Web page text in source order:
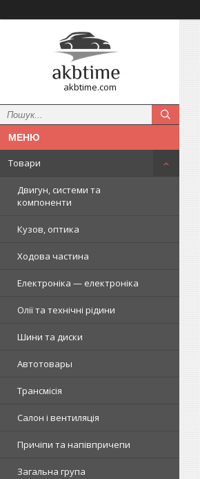
akbtime.com
Товари
Двигун, системи та
компоненти
Кузов, оптика
Ходова частина
Електроніка — електроніка
Олії та технічні рідини
Шини та диски
Автотовары
Трансмісія
Салон і вентиляція
Причіпи та напівпричепи
Загальна група